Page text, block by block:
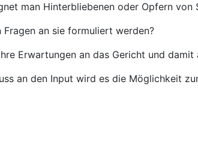
man Hinterbliebenen oder Opfern
Fragen an sie formuliert werden?
Erwartungen an das Gericht und
an den Input wird es die Möglichkeit